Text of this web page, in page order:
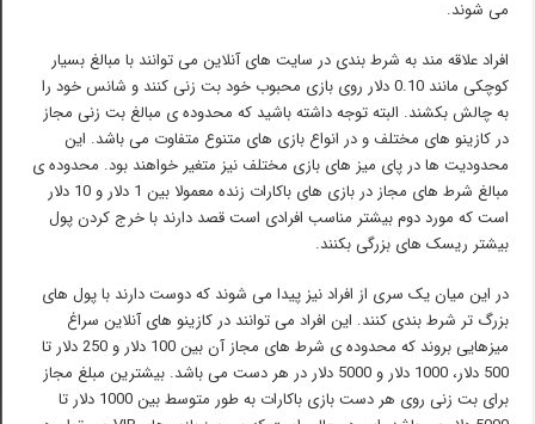
می شوند.
افراد علاقه مند به شرط بندی در سایت های آنلاین می توانند با مبالغ بسیار
کوچکی مانند 0.10 دلار روی بازی محبوب خود بت زنی کنند و شانس خود را
به چالش بکشند. البته توجه داشته باشید که محدوده ی مبالغ بت زنی مجاز
در کازینو های مختلف و در انواع بازی های متنوع متفاوت می باشد. این
محدودیت ها در پای میز های بازی مختلف نیز متغیر خواهند بود. محدوده ی
مبالغ شرط های مجاز در بازی های باکارات زنده معمولا بین 1 دلار و 10 دلار
است که مورد دوم بیشتر مناسب افرادی است قصد دارند با خرج کردن پول
بیشتر ریسک های بزرگی بکنند.
در این میان یک سری از افراد نیز پیدا می شوند که دوست دارند با پول های
بزرگ تر شرط بندی کنند. این افراد می توانند در کازینو های آنلاین سراغ
میزهایی بروند که محدوده ی شرط های مجاز آن بین 100 دلار و 250 دلار تا
500 دلار، 1000 دلار و 5000 دلار در هر دست می باشد. بیشترین مبلغ مجاز
برای بت زنی روی هر دست بازی باکارات به طور متوسط بین 1000 دلار تا